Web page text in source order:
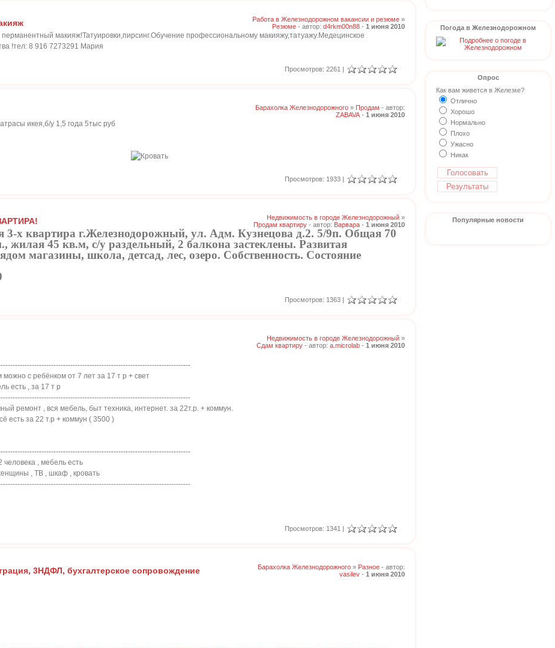
Работа в Железнодорожном вакансии и резюме »
Резюме - автор: d4rkm00n88 - 1 июня 2010
макияж!Татуировки,пирсинг.Обучение профессиональному макияжу,татуажу.Медецинское
!тел: 8 916 7273291 Мария
Просмотров: 2261 |
Барахолка Железнодорожного » Продам - автор:
ZABAVA - 1 июня 2010
икея,б/у 1,5 года 5тыс руб
Просмотров: 1933 |
Недвижимость в городе Железнодорожный »
Продам квартиру - автор: Варвара - 1 июня 2010
3-х квартира г.Железнодорожный, ул. Адм. Кузнецова д.2. 5/9п. Общая 70
жилая 45 кв.м, с/у раздельный, 2 балкона застеклены. Развитая
магазины, школа, детсад, лес, озеро. Собственность. Состояние
Просмотров: 1363 |
Недвижимость в городе Железнодорожный »
Сдам квартиру - автор: a.microlab - 1 июня 2010
можно с ребёнком от 7 лет за 17 т р + свет
есть , за 17 т р
ремонт , вся мебель, быт техника, интернет. за 22т.р. + коммун.
есть за 22 т.р + коммун ( 3500 )
человека , мебель есть
, ТВ , шкаф , кровать
Просмотров: 1341 |
3НДФЛ, бухгалтерское сопровождение Барахолка Железнодорожного » Разное - автор:
vasilev - 1 июня 2010
Погода в Железнодорожном
Опрос
Как вам живется в Железке?
Отлично
Хорошо
Нормально
Плохо
Ужасно
Никак
Популярные новости